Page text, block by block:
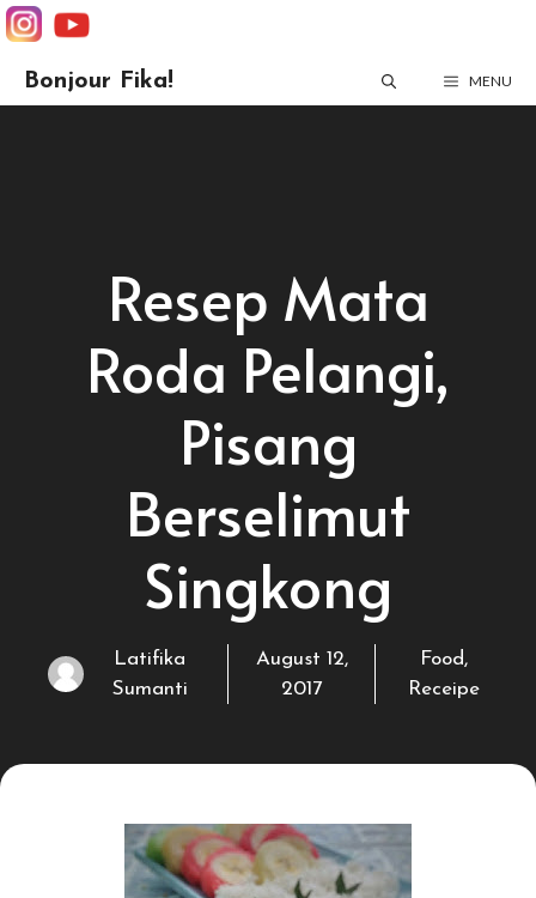
Skip
to
Bonjour Fika! MENU
Resep Mata
Roda Pelangi,
Pisang
Berselimut
Singkong
Latifika
Sumanti
August 12,
2017
Food,
Receipe